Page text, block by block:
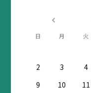
日 月 火
2
3 4
9
10 11